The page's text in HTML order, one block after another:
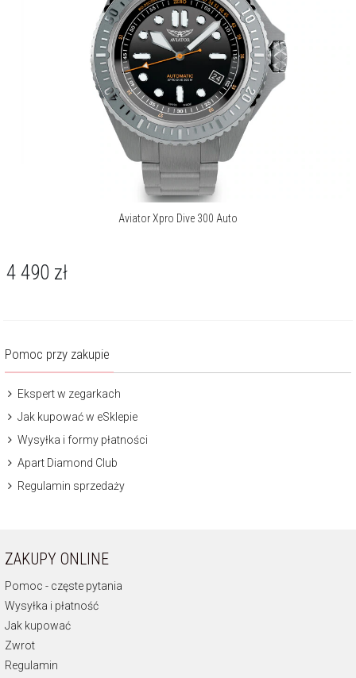
Aviator Xpro Dive 300 Auto
4 490 zł
Pomoc przy zakupie
Ekspert w zegarkach
Jak kupować w eSklepie
Wysyłka i formy płatności
Apart Diamond Club
Regulamin sprzedaży
ZAKUPY ONLINE
Pomoc - częste pytania
Wysyłka i płatność
Jak kupować
Zwrot
Regulamin